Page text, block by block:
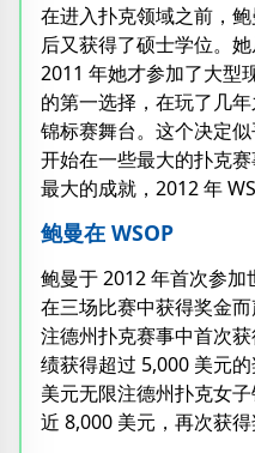
在进入扑克领域之前，
后又获得了硕士学位。
2011 年她才参加了大型
的第一选择，在玩了几
锦标赛舞台。这个决定
开始在一些最大的扑克
最大的成就，2012 年
鲍曼在 WSOP
鲍曼于 2012 年首次参
在三场比赛中获得奖金
注德州扑克赛事中首次
绩获得超过 5,000 美元
美元无限注德州扑克女
近 8,000 美元，再次获得